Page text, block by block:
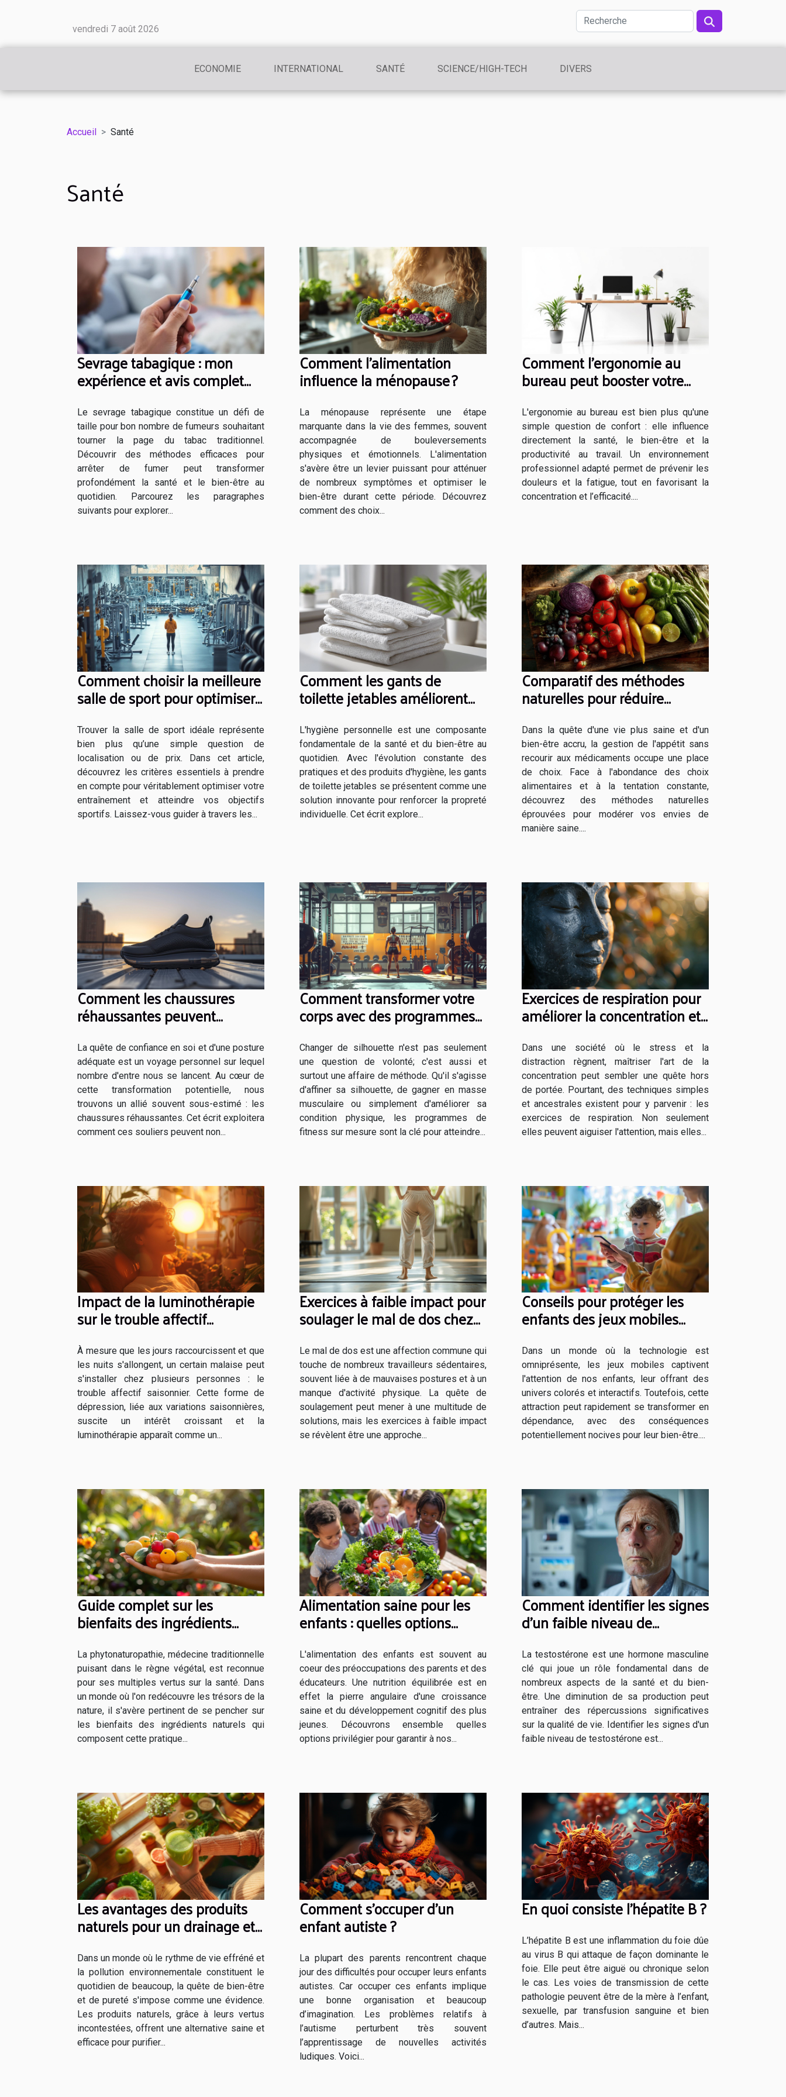
vendredi 7 août 2026
ECONOMIE INTERNATIONAL SANTÉ SCIENCE/HIGH-TECH DIVERS
Accueil Santé
Santé
Sevrage tabagique : mon
expérience et avis complet
sur la cigarette électronique
Blu
Le sevrage tabagique constitue un défi de
taille pour bon nombre de fumeurs souhaitant
tourner la page du tabac traditionnel.
Découvrir des méthodes efficaces pour
arrêter de fumer peut transformer
profondément la santé et le bien-être au
quotidien. Parcourez les paragraphes
suivants pour explorer...
Comment l'alimentation
influence la ménopause ?
La ménopause représente une étape
marquante dans la vie des femmes, souvent
accompagnée de bouleversements
physiques et émotionnels. L'alimentation
s'avère être un levier puissant pour atténuer
de nombreux symptômes et optimiser le
bien-être durant cette période. Découvrez
comment des choix...
Comment l'ergonomie au
bureau peut booster votre
productivité?
L'ergonomie au bureau est bien plus qu'une
simple question de confort : elle influence
directement la santé, le bien-être et la
productivité au travail. Un environnement
professionnel adapté permet de prévenir les
douleurs et la fatigue, tout en favorisant la
concentration et l’efficacité....
Comment choisir la meilleure
salle de sport pour optimiser
votre entraînement ?
Trouver la salle de sport idéale représente
bien plus qu’une simple question de
localisation ou de prix. Dans cet article,
découvrez les critères essentiels à prendre
en compte pour véritablement optimiser votre
entraînement et atteindre vos objectifs
sportifs. Laissez-vous guider à travers les...
Comment les gants de
toilette jetables améliorent
l'hygiène quotidienne
L'hygiène personnelle est une composante
fondamentale de la santé et du bien-être au
quotidien. Avec l'évolution constante des
pratiques et des produits d'hygiène, les gants
de toilette jetables se présentent comme une
solution innovante pour renforcer la propreté
individuelle. Cet écrit explore...
Comparatif des méthodes
naturelles pour réduire
l'appétit sans médicaments
Dans la quête d'une vie plus saine et d'un
bien-être accru, la gestion de l'appétit sans
recourir aux médicaments occupe une place
de choix. Face à l'abondance des choix
alimentaires et à la tentation constante,
découvrez des méthodes naturelles
éprouvées pour modérer vos envies de
manière saine....
Comment les chaussures
réhaussantes peuvent
transformer votre confiance
et posture
La quête de confiance en soi et d'une posture
adéquate est un voyage personnel sur lequel
nombre d'entre nous se lancent. Au cœur de
cette transformation potentielle, nous
trouvons un allié souvent sous-estimé : les
chaussures réhaussantes. Cet écrit exploitera
comment ces souliers peuvent non...
Comment transformer votre
corps avec des programmes
de fitness sur mesure
Changer de silhouette n'est pas seulement
une question de volonté; c'est aussi et
surtout une affaire de méthode. Qu'il s'agisse
d'affiner sa silhouette, de gagner en masse
musculaire ou simplement d'améliorer sa
condition physique, les programmes de
fitness sur mesure sont la clé pour atteindre...
Exercices de respiration pour
améliorer la concentration et
Dans une société où le stress et la
distraction règnent, maîtriser l'art de la
concentration peut sembler une quête hors
de portée. Pourtant, des techniques simples
et ancestrales existent pour y parvenir : les
exercices de respiration. Non seulement
elles peuvent aiguiser l'attention, mais elles...
Impact de la luminothérapie
sur le trouble affectif
À mesure que les jours raccourcissent et que
les nuits s'allongent, un certain malaise peut
s'installer chez plusieurs personnes : le
trouble affectif saisonnier. Cette forme de
dépression, liée aux variations saisonnières,
suscite un intérêt croissant et la
luminothérapie apparaît comme un...
Exercices à faible impact pour
soulager le mal de dos chez
les travailleurs sédentaires
Le mal de dos est une affection commune qui
touche de nombreux travailleurs sédentaires,
souvent liée à de mauvaises postures et à un
manque d'activité physique. La quête de
soulagement peut mener à une multitude de
solutions, mais les exercices à faible impact
se révèlent être une approche...
Conseils pour protéger les
enfants des jeux mobiles
Dans un monde où la technologie est
omniprésente, les jeux mobiles captivent
l'attention de nos enfants, leur offrant des
univers colorés et interactifs. Toutefois, cette
attraction peut rapidement se transformer en
dépendance, avec des conséquences
potentiellement nocives pour leur bien-être....
Guide complet sur les
bienfaits des ingrédients
phytonaturopathie
La phytonaturopathie, médecine traditionnelle
puisant dans le règne végétal, est reconnue
pour ses multiples vertus sur la santé. Dans
un monde où l'on redécouvre les trésors de la
nature, il s'avère pertinent de se pencher sur
les bienfaits des ingrédients naturels qui
composent cette pratique...
Alimentation saine pour les
enfants : quelles options
privilégier ?
L'alimentation des enfants est souvent au
coeur des préoccupations des parents et des
éducateurs. Une nutrition équilibrée est en
effet la pierre angulaire d'une croissance
saine et du développement cognitif des plus
jeunes. Découvrons ensemble quelles
options privilégier pour garantir à nos...
Comment identifier les signes
d'un faible niveau de
La testostérone est une hormone masculine
clé qui joue un rôle fondamental dans de
nombreux aspects de la santé et du bien-
être. Une diminution de sa production peut
entraîner des répercussions significatives
sur la qualité de vie. Identifier les signes d'un
faible niveau de testostérone est...
Les avantages des produits
naturels pour un drainage et
une détox efficaces
Dans un monde où le rythme de vie effréné et
la pollution environnementale constituent le
quotidien de beaucoup, la quête de bien-être
et de pureté s'impose comme une évidence.
Les produits naturels, grâce à leurs vertus
incontestées, offrent une alternative saine et
efficace pour purifier...
Comment s’occuper d’un
enfant autiste ?
La plupart des parents rencontrent chaque
jour des difficultés pour occuper leurs enfants
autistes. Car occuper ces enfants implique
une bonne organisation et beaucoup
d’imagination. Les problèmes relatifs à
l’autisme perturbent très souvent
l’apprentissage de nouvelles activités
ludiques. Voici...
En quoi consiste l’hépatite B ?
L’hépatite B est une inflammation du foie dûe
au virus B qui attaque de façon dominante le
foie. Elle peut être aiguë ou chronique selon
le cas. Les voies de transmission de cette
pathologie peuvent être de la mère à l’enfant,
sexuelle, par transfusion sanguine et bien
d’autres. Mais...